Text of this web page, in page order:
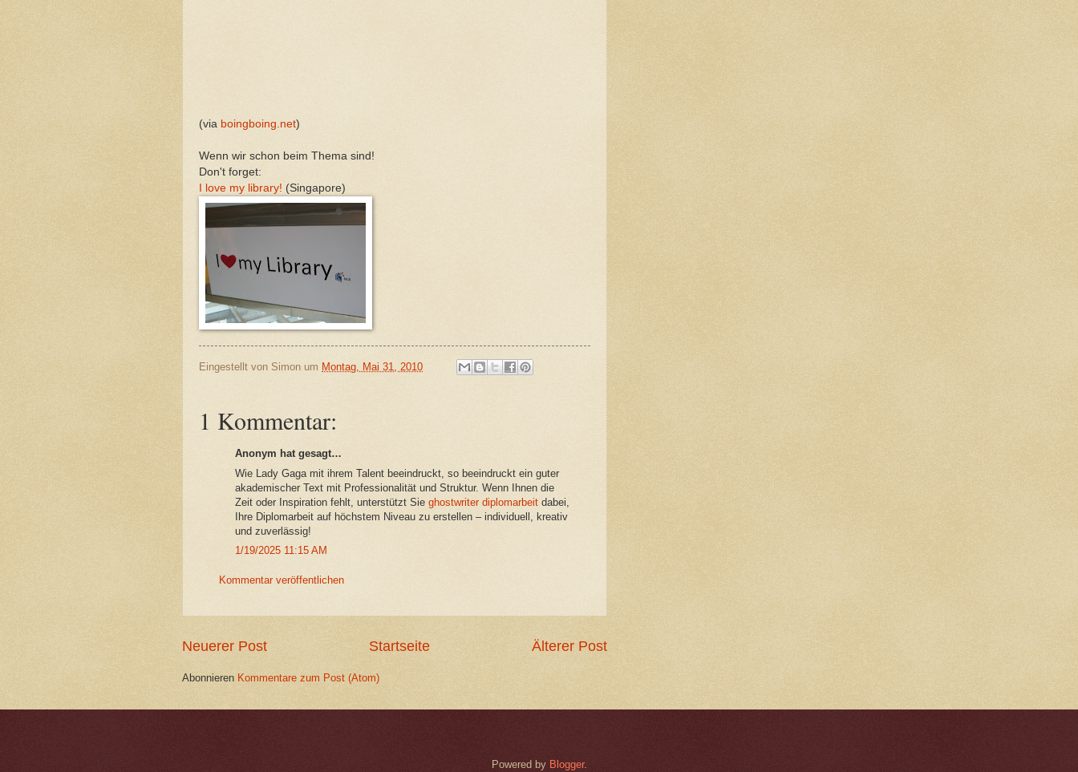
(via boingboing.net)
Wenn wir schon beim Thema sind!
Don't forget:
I love my library! (Singapore)
Eingestellt von Simon um Montag, Mai 31, 2010
1 Kommentar:
Anonym hat gesagt…
Wie Lady Gaga mit ihrem Talent beeindruckt, so beeindruckt ein guter
akademischer Text mit Professionalität und Struktur. Wenn Ihnen die
Zeit oder Inspiration fehlt, unterstützt Sie ghostwriter diplomarbeit dabei,
Ihre Diplomarbeit auf höchstem Niveau zu erstellen – individuell, kreativ
und zuverlässig!
1/19/2025 11:15 AM
Kommentar veröffentlichen
Neuerer Post Älterer Post
Startseite
Abonnieren Kommentare zum Post (Atom)
Powered by Blogger.